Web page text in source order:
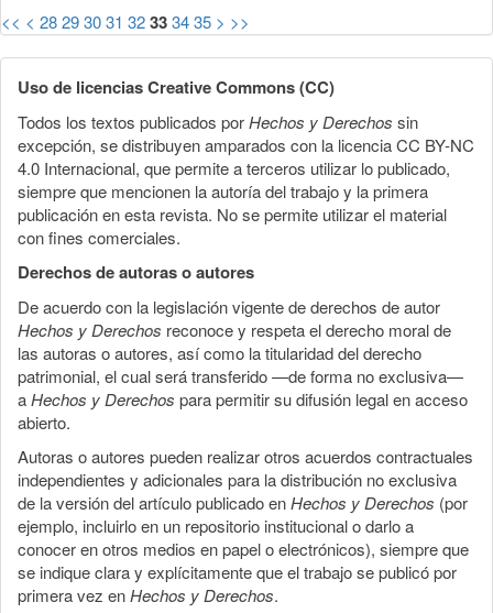
<< < 28293031 32333435 > >>
Uso de licencias Creative Commons (CC)
Todos los textos publicados porHechos y Derechos sin
excepción, se distribuyen amparados con la licencia CC BY-NC
4.0 Internacional, que permite a terceros utilizar lo publicado,
siempre que mencionen la autoría del trabajo y la primera
publicación en esta revista. No se permite utilizar el material
con fines comerciales.
Derechos de autoras o autores
De acuerdo con la legislación vigente de derechos de autor
Hechos y Derechos reconoce y respeta el derecho moral de
las autoras o autores, así como la titularidad del derecho
patrimonial, el cual será transferido —de forma no exclusiva—
aHechos y Derechos para permitir su difusión legal en acceso
abierto.
Autoras o autores pueden realizar otros acuerdos contractuales
independientes y adicionales para la distribución no exclusiva
de la versión del artículo publicado enHechos y Derechos (por
ejemplo, incluirlo en un repositorio institucional o darlo a
conocer en otros medios en papel o electrónicos), siempre que
se indique clara y explícitamente que el trabajo se publicó por
primera vez enHechos y Derechos.